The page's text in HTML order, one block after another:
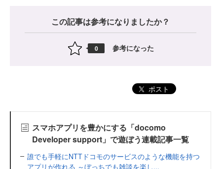
この記事は参考になりましたか？
0 参考になった
ポスト
スマホアプリを豊かにする「docomo
Developer support」で遊ぼう連載記事一覧
誰でも手軽にNTTドコモのサービスのような機能を持つ
アプリが作れる ～ぼっちでも雑談を楽し...